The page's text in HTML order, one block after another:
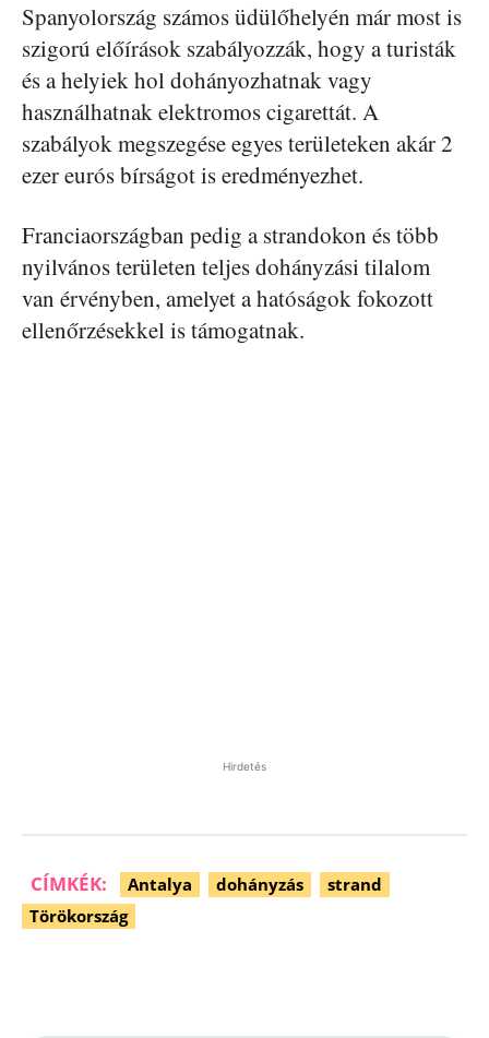
Spanyolország számos üdülőhelyén már most is
szigorú előírások szabályozzák, hogy a turisták
és a helyiek hol dohányozhatnak vagy
használhatnak elektromos cigarettát. A
szabályok megszegése egyes területeken akár 2
ezer eurós bírságot is eredményezhet.
Franciaországban pedig a strandokon és több
nyilvános területen teljes dohányzási tilalom
van érvényben, amelyet a hatóságok fokozott
ellenőrzésekkel is támogatnak.
Hirdetés
CÍMKÉK: Antalya dohányzás
strand
Törökország